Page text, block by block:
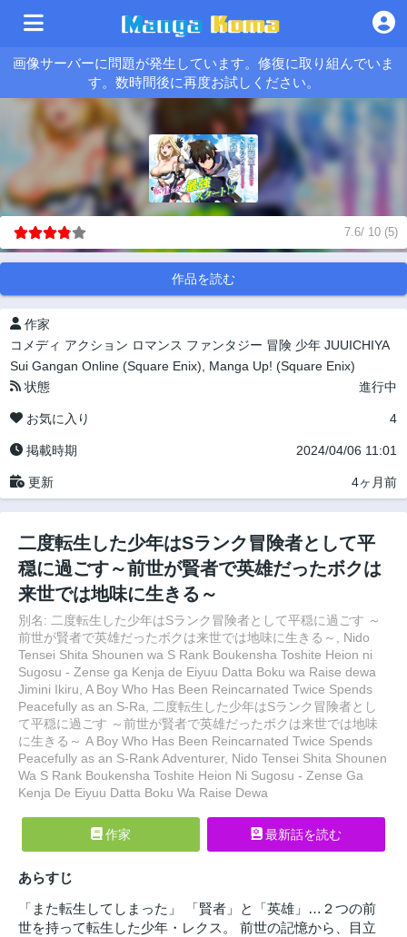
画像サーバーに問題が発生しています。修復に取り組んでいま
す。数時間後に再度お試しください。
7.6/ 10 (5)
作品を読む
作家
コメディ アクション ロマンス ファンタジー 冒険 少年 JUUICHIYA
Sui Gangan Online (Square Enix), Manga Up! (Square Enix)
状態
進行中
お気に入り 4
掲載時期 2024/04/06 11:01
更新 4ヶ月前
二度転生した少年はSランク冒険者として平
穏に過ごす～前世が賢者で英雄だったボクは
来世では地味に生きる～
別名: 二度転生した少年はSランク冒険者として平穏に過ごす ～
前世が賢者で英雄だったボクは来世では地味に生きる～, Nido
Tensei Shita Shounen wa S Rank Boukensha Toshite Heion ni
Sugosu - Zense ga Kenja de Eiyuu Datta Boku wa Raise dewa
Jimini Ikiru, A Boy Who Has Been Reincarnated Twice Spends
Peacefully as an S-Ra, 二度転生した少年はSランク冒険者とし
て平穏に過ごす ～前世が賢者で英雄だったボクは来世では地味
に生きる～ A Boy Who Has Been Reincarnated Twice Spends
Peacefully as an S-Rank Adventurer, Nido Tensei Shita Shounen
Wa S Rank Boukensha Toshite Heion Ni Sugosu - Zense Ga
Kenja De Eiyuu Datta Boku Wa Raise Dewa
作家 最新話を読む
あらすじ
「また転生してしまった」 「賢者」と「英雄」…２つの前
世を持って転生した少年・レクス。 前世の記憶から、目立